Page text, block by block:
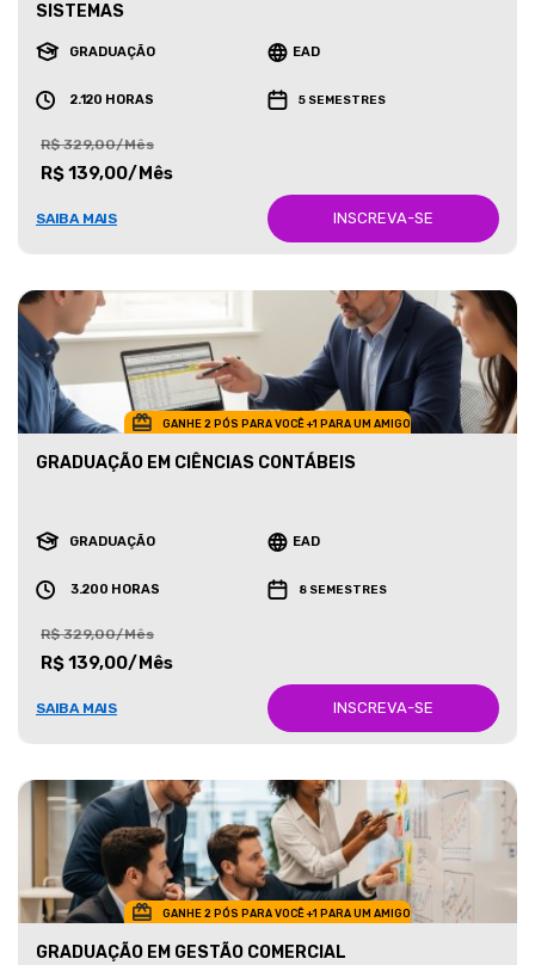
SISTEMAS
GRADUAÇÃO EAD
2.120 HORAS 5 SEMESTRES
R$ 329,00/Mês
R$ 139,00/Mês
SAIBA MAIS INSCREVA-SE
GANHE 2 PÓS PARA VOCÊ +1 PARA UM AMIGO
GRADUAÇÃO EM CIÊNCIAS CONTÁBEIS
GRADUAÇÃO EAD
3.200 HORAS 8 SEMESTRES
R$ 329,00/Mês
R$ 139,00/Mês
SAIBA MAIS INSCREVA-SE
GANHE 2 PÓS PARA VOCÊ +1 PARA UM AMIGO
GRADUAÇÃO EM GESTÃO COMERCIAL